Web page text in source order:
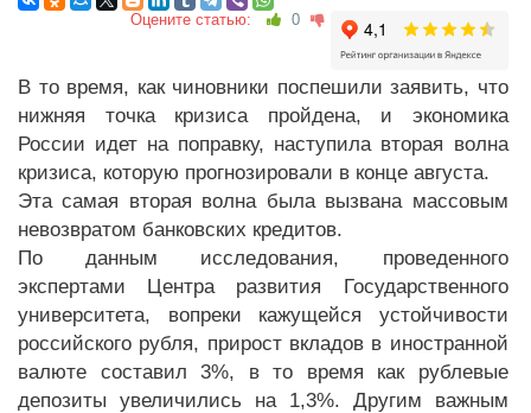
Оцените статью: 0
В то время, как чиновники поспешили заявить, что
нижняя точка кризиса пройдена, и экономика
России идет на поправку, наступила вторая волна
кризиса, которую прогнозировали в конце августа.
Эта самая вторая волна была вызвана массовым
невозвратом банковских кредитов.
По данным исследования, проведенного
экспертами Центра развития Государственного
университета, вопреки кажущейся устойчивости
российского рубля, прирост вкладов в иностранной
валюте составил 3%, в то время как рублевые
депозиты увеличились на 1,3%. Другим важным